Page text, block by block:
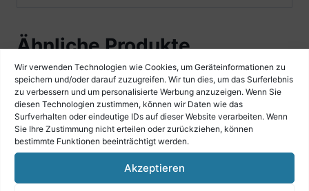
Wir verwenden Technologien wie Cookies, um Geräteinformationen zu
speichern und/oder darauf zuzugreifen. Wir tun dies, um das Surferlebnis
zu verbessern und um personalisierte Werbung anzuzeigen. Wenn Sie
diesen Technologien zustimmen, können wir Daten wie das
Surfverhalten oder eindeutige IDs auf dieser Website verarbeiten. Wenn
Sie Ihre Zustimmung nicht erteilen oder zurückziehen, können
bestimmte Funktionen beeinträchtigt werden.
Akzeptieren
Ähnliche Produkte
Akkordeon-Bassriemen, 72-120 Bässe,
55×4,2/6,0cm, Leder, schwarz